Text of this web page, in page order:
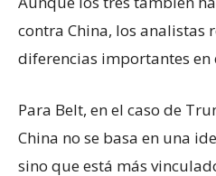
contra China, los analistas
diferencias importantes en
Para Belt, en el caso de
China no se basa en una
sino que está más